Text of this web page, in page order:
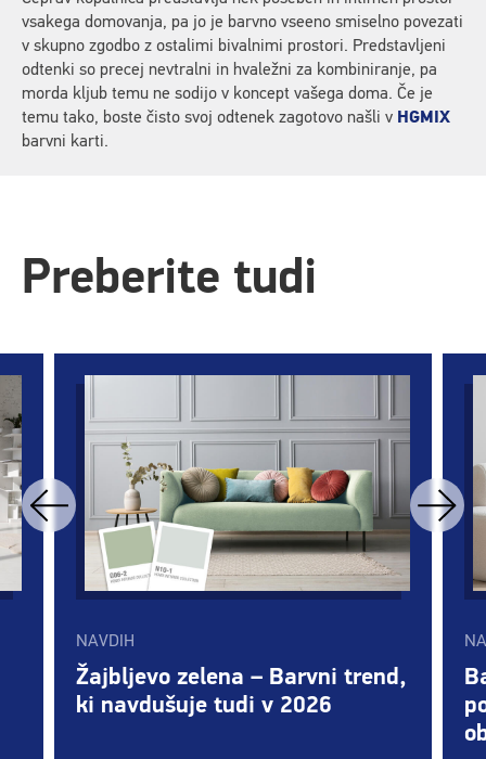
vsakega domovanja, pa jo je barvno vseeno smiselno povezati
v skupno zgodbo z ostalimi bivalnimi prostori. Predstavljeni
odtenki so precej nevtralni in hvaležni za kombiniranje, pa
morda kljub temu ne sodijo v koncept vašega doma. Če je
temu tako, boste čisto svoj odtenek zagotovo našli v HGMIX
barvni karti.
Preberite tudi
NAVDIH
Žajbljevo zelena – Barvni trend,
ki navdušuje tudi v 2026